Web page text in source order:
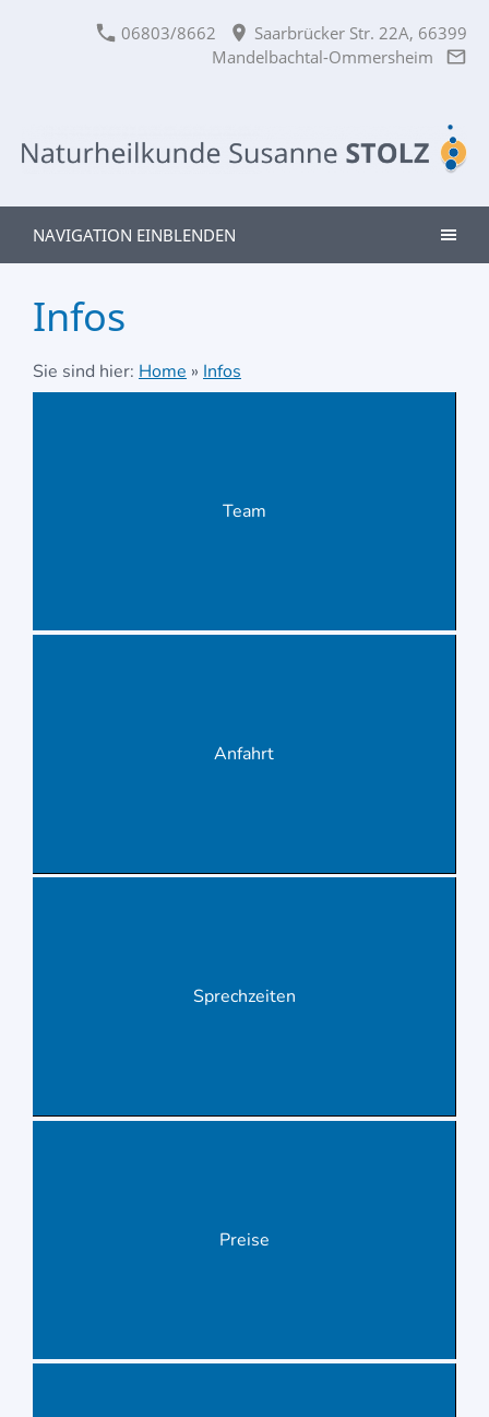
06803/8662
Saarbrücker Str. 22A, 66399
Mandelbachtal-Ommersheim
NAVIGATION EINBLENDEN
Infos
Sie sind hier: Home » Infos
Team
Anfahrt
Sprechzeiten
Preise